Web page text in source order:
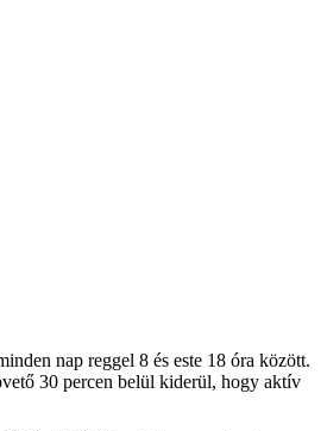
nap reggel 8 és este 18 óra között.
30 percen belül kiderül, hogy aktív